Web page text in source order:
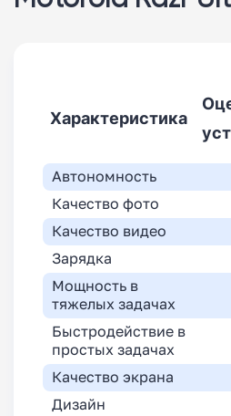
Характеристика
Автономность
Качество фото
Качество видео
Зарядка
Мощность в
тяжелых задачах
Быстродействие в
простых задачах
Качество экрана
Дизайн